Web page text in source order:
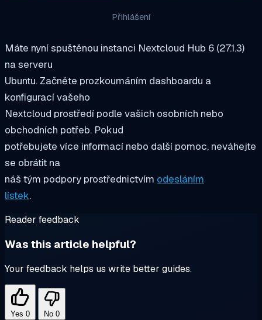
Přihlášení
Máte nyní spuštěnou instanci Nextcloud Hub 6 (27.1.3)
na serveru
Ubuntu. Začněte prozkoumáním dashboardu a
konfigurací vašeho
Nextcloud prostředí podle vašich osobních nebo
obchodních potřeb. Pokud
potřebujete více informací nebo další pomoc, neváhejte
se obrátit na
náš tým podpory prostřednictvím odesláním
lístek.
Reader feedback
Was this article helpful?
Your feedback helps us write better guides.
Yes 0 No 0